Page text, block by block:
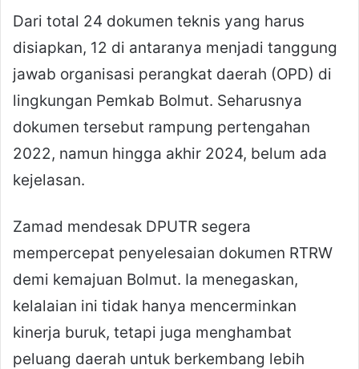
Dari total 24 dokumen teknis yang harus
disiapkan, 12 di antaranya menjadi tanggung
jawab organisasi perangkat daerah (OPD) di
lingkungan Pemkab Bolmut. Seharusnya
dokumen tersebut rampung pertengahan
2022, namun hingga akhir 2024, belum ada
kejelasan.
Zamad mendesak DPUTR segera
mempercepat penyelesaian dokumen RTRW
demi kemajuan Bolmut. Ia menegaskan,
kelalaian ini tidak hanya mencerminkan
kinerja buruk, tetapi juga menghambat
peluang daerah untuk berkembang lebih